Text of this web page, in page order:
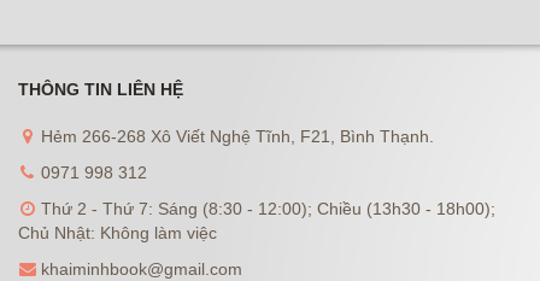
THÔNG TIN LIÊN HỆ
Hẻm 266-268 Xô Viết Nghệ Tĩnh, F21, Bình Thạnh.
0971 998 312
Thứ 2 - Thứ 7: Sáng (8:30 - 12:00); Chiều (13h30 - 18h00);
Chủ Nhật: Không làm việc
khaiminhbook@gmail.com